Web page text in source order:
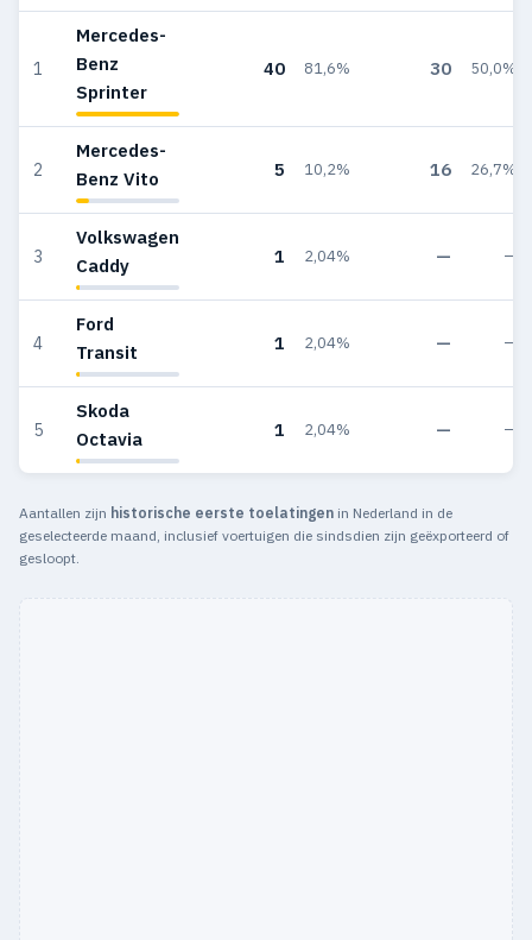
1
Mercedes-
Benz
Sprinter
40 81,6% 30 50,0%
2
Mercedes-
Benz Vito
5 10,2% 16 26,7%
3
Volkswagen
Caddy
1 2,04% — —
4
Ford
Transit
1 2,04% — —
5
Skoda
Octavia
1 2,04% — —
Aantallen zijn historische eerste toelatingen in Nederland in de
geselecteerde maand, inclusief voertuigen die sindsdien zijn geëxporteerd of
gesloopt.